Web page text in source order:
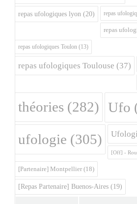
repas ufologiques lyon (20) repas
repas
repas ufologiques Toulon (13)
repas ufologiques Toulouse (37)
théories (282) Ufo
ufologie (305)
[Off] -
[Partenaire] Montpellier (18)
[Repas Partenaire] Buenos-Aires (19)